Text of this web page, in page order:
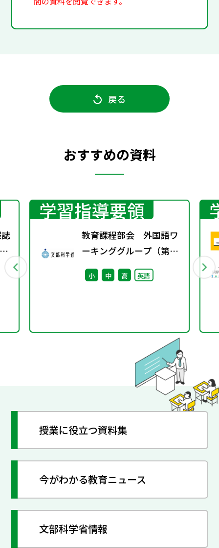
戻る
おすすめの資料
学習指導要領
教育課程部会 外国語ワ
ーキンググループ（第13
回） 配付資料
小 中 高 英語
授業に役立つ資料集
今がわかる教育ニュース
文部科学省情報